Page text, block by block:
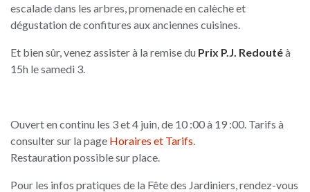
escalade dans les arbres, promenade en calèche et
dégustation de confitures aux anciennes cuisines.
Et bien sûr, venez assister à la remise du Prix P.J. Redoutéà
15h le samedi 3.
Ouvert en continu les 3 et 4 juin, de 10 :00 à 19 :00. Tarifs à
consulter sur la page Horaires et Tarifs.
Restauration possible sur place.
Pour les infos pratiques de la Fête des Jardiniers, rendez-vous